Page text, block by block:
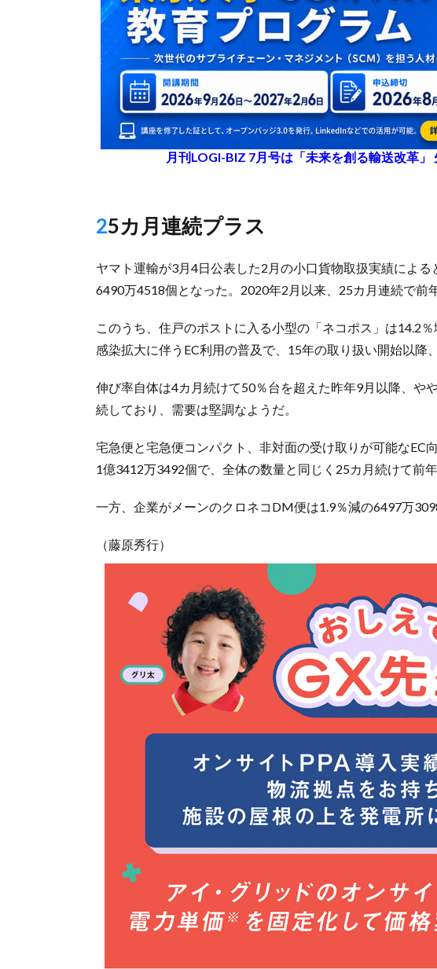
月刊LOGI-BIZ 7月号は「未来を創る輸送改革
25カ月連続プラス
ヤマト運輸が3月4日公表した2月の小口貨物取扱実績によ
6490万4518個となった。2020年2月以来、25カ月連続で前
このうち、住戸のポストに入る小型の「ネコポス」は14.2
感染拡大に伴うEC利用の普及で、15年の取り扱い開始以降
伸び率自体は4カ月続けて50％台を超えた昨年9月以降、や
続しており、需要は堅調なようだ。
宅急便と宅急便コンパクト、非対面の受け取りが可能なEC
1億3412万3492個で、全体の数量と同じく25カ月続けて前年
一方、企業がメーンのクロネコDM便は1.9％減の6497万
（藤原秀行）